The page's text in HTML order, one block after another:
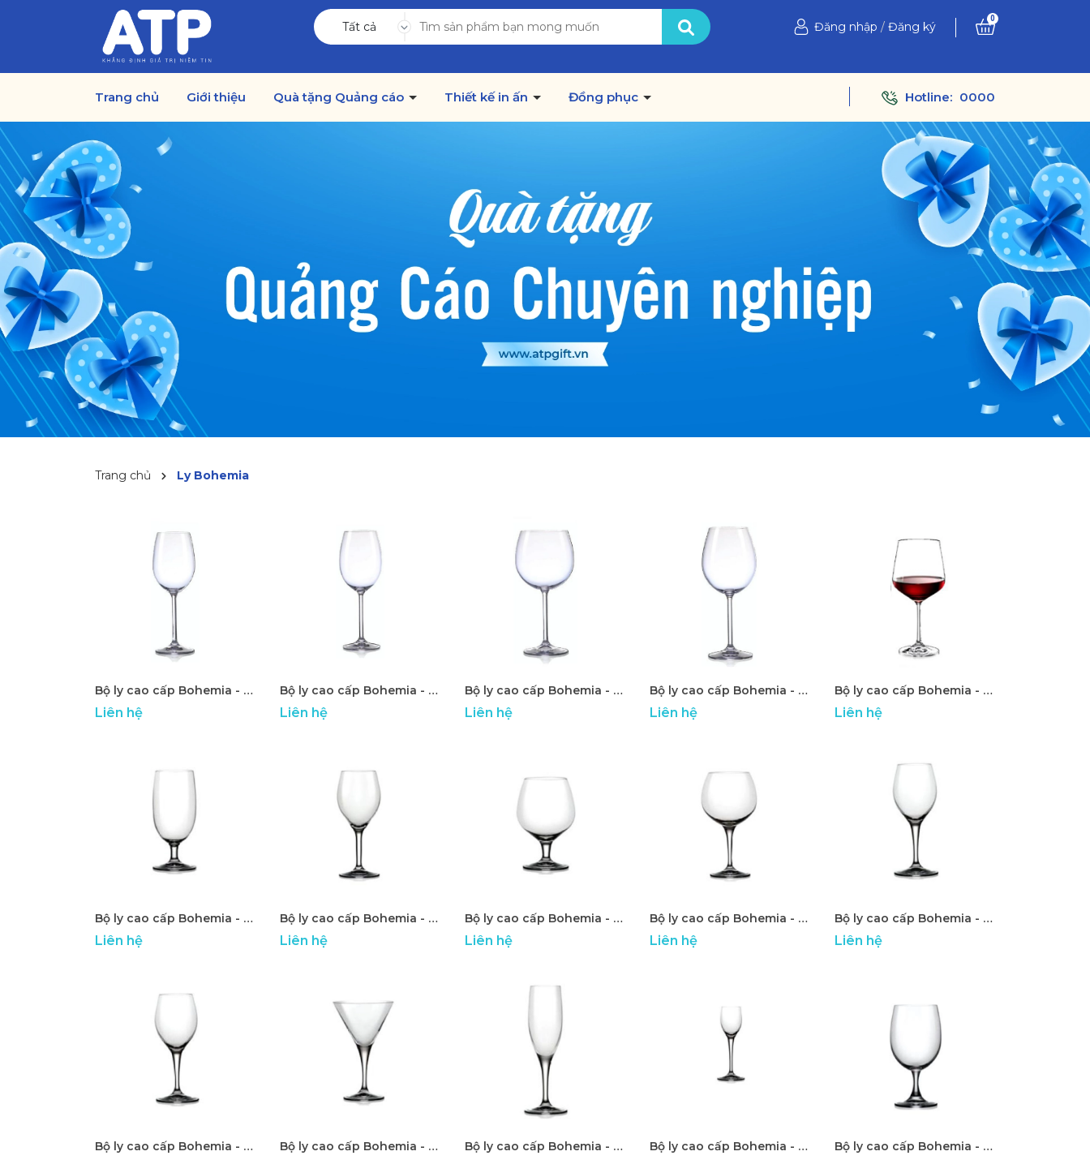
Tất cả Đăng nhập / Đăng ký
0
Trang chủ Giới thiệu Quà tặng Quảng cáo Thiết kế in ấn Đồng phục Hotline: 0000
Trang chủ Ly Bohemia
Bộ ly cao cấp Bohemia - ATP 13
Liên hệ
Bộ ly cao cấp Bohemia - ATP 14
Liên hệ
Bộ ly cao cấp Bohemia - ATP 15
Liên hệ
Bộ ly cao cấp Bohemia - ATP 16
Liên hệ
Bộ ly cao cấp Bohemia - ATP 17
Liên hệ
Bộ ly cao cấp Bohemia - ATP 18
Liên hệ
Bộ ly cao cấp Bohemia - ATP 19
Liên hệ
Bộ ly cao cấp Bohemia - ATP 20
Liên hệ
Bộ ly cao cấp Bohemia - ATP 21
Liên hệ
Bộ ly cao cấp Bohemia - ATP 22
Liên hệ
Bộ ly cao cấp Bohemia - ATP 23 Bộ ly cao cấp Bohemia - ATP 24 Bộ ly cao cấp Bohemia - ATP 25 Bộ ly cao cấp Bohemia - ATP 26 Bộ ly cao cấp Bohemia - ATP 27